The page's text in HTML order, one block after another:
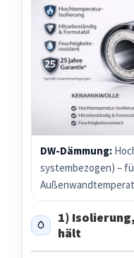
DW-Dämmung:
systembezogen) –
1)
hält